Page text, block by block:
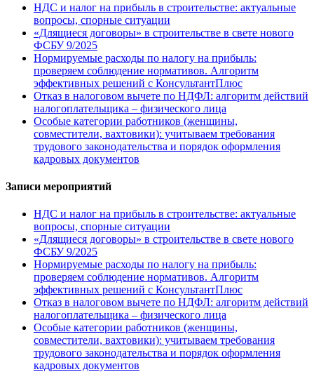
НДС и налог на прибыль в строительстве: актуальные
вопросы, спорные ситуации
«Длящиеся договоры» в строительстве в свете нового
ФСБУ 9/2025
Нормируемые расходы по налогу на прибыль:
проверяем соблюдение нормативов. Алгоритм
эффективных решений с КонсультантПлюс
Отказ в налоговом вычете по НДФЛ: алгоритм действий
налогоплательщика – физического лица
Особые категории работников (женщины,
совместители, вахтовики): учитываем требования
трудового законодательства и порядок оформления
кадровых документов
Записи мероприятий
НДС и налог на прибыль в строительстве: актуальные
вопросы, спорные ситуации
«Длящиеся договоры» в строительстве в свете нового
ФСБУ 9/2025
Нормируемые расходы по налогу на прибыль:
проверяем соблюдение нормативов. Алгоритм
эффективных решений с КонсультантПлюс
Отказ в налоговом вычете по НДФЛ: алгоритм действий
налогоплательщика – физического лица
Особые категории работников (женщины,
совместители, вахтовики): учитываем требования
трудового законодательства и порядок оформления
кадровых документов